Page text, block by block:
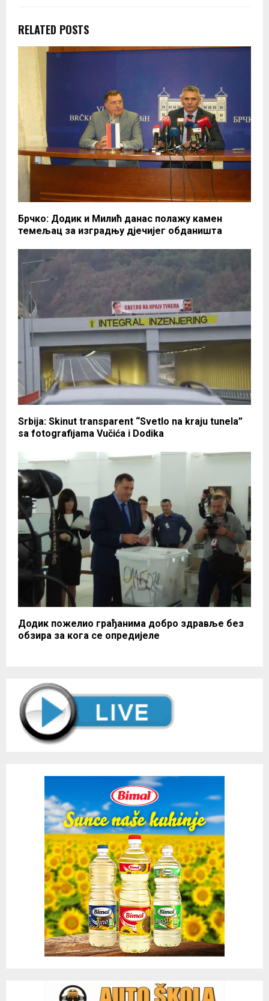
RELATED POSTS
Брчко: Додик и Милић данас полажу камен
темељaц за изградњу дјечијег обданишта
Srbija: Skinut transparent “Svetlo na kraju tunela”
sa fotografijama Vučića i Dodika
Додик пожелио грађанима добро здравље без
обзира за кога се опредијеле